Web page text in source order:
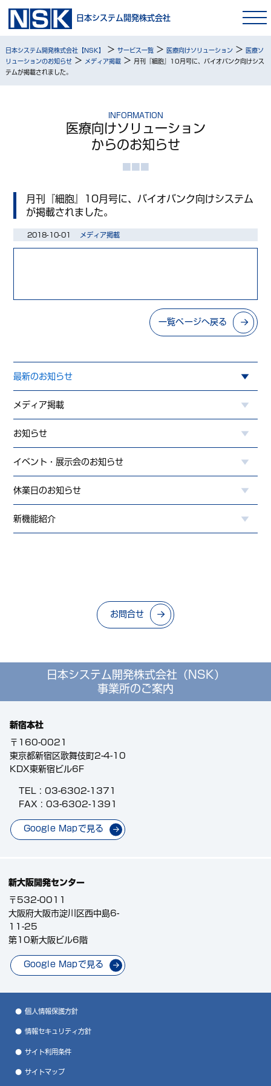
日本システム開発株式会社
日本システム開発株式会社【NSK】 > サービス一覧> 医療向けソリューション>
医療ソ
リューションのお知らせ> メディア掲載> 月刊『細胞』10月号に、バイオバンク向けシス
テムが掲載されました。
INFORMATION
医療向けソリューション
からのお知らせ
最新のお知らせ
メディア掲載
お知らせ
イベント・展示会のお知らせ
休業日のお知らせ
新機能紹介
月刊『細胞』10月号に、バイオバンク向けシステム
が掲載されました。
2018-10-01 メディア掲載
一覧ページへ戻る
お問合せ
日本システム開発株式会社（NSK）
事業所のご案内
新宿本社
〒160-0021
東京都新宿区歌舞伎町2-4-10
KDX東新宿ビル6F
TEL : 03-6302-1371
FAX : 03-6302-1391
Google Mapで見る
新大阪開発センター
〒532-0011
大阪府大阪市淀川区西中島6-
11-25
第10新大阪ビル6階
Google Mapで見る
個人情報保護方針
情報セキュリティ方針
サイト利用条件
サイトマップ